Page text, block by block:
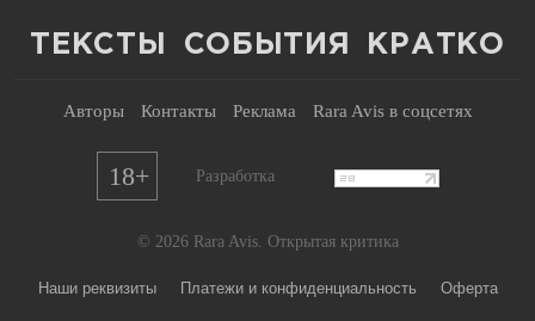
ТЕКСТЫ СОБЫТИЯ КРАТКО
Авторы Контакты Реклама Rara Avis в соцсетях
18+ Разработка
© 2026 Rara Avis. Открытая критика
Наши реквизиты Платежи и конфиденциальность Оферта